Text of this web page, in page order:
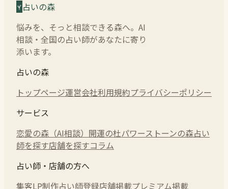
占いの森
悩みを、そっと相談できる森へ。AI
相談・全国の占い師があなたに寄り
添います。
占いの森
トップページ運営会社利用規約プライバシーポリシー
サービス
恋愛の森（AI相談） 開運の杜パワーストーンの森占い
師を探す店舗を探すコラム
占い師・店舗の方へ
集客LP制作占い師登録店舗掲載プレミアム掲載